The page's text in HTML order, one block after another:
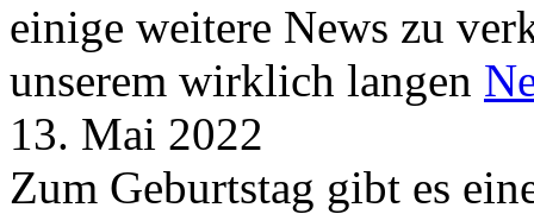
einige weitere News zu
unserem wirklich langen
13. Mai 2022
Zum Geburtstag gibt es